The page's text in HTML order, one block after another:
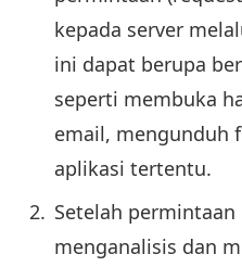
kepada server
ini dapat berupa
seperti membuka
email, mengunduh
aplikasi tertentu.
Setelah
menganalisis dan